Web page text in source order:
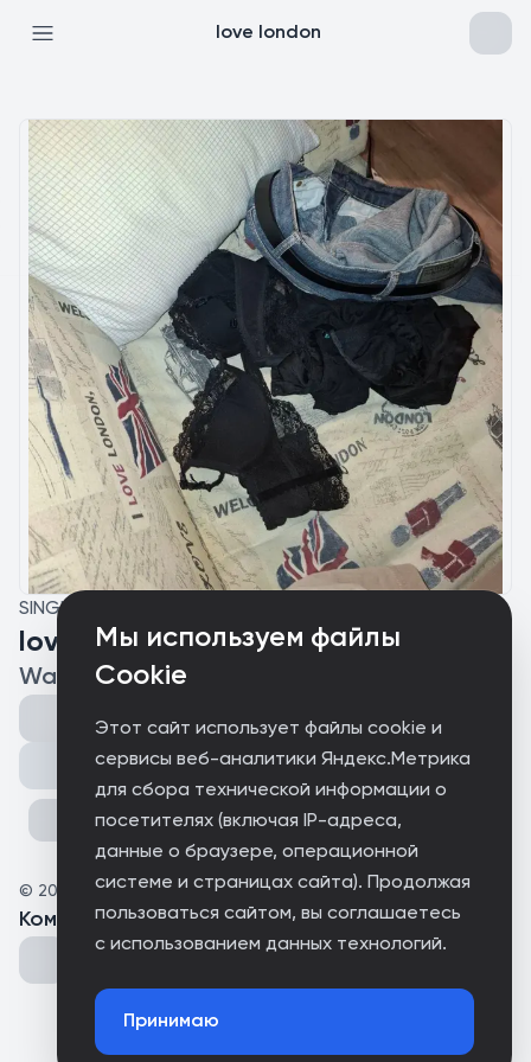
Мы используем файлы
Cookie
Этот сайт использует файлы cookie и
сервисы веб-аналитики Яндекс.Метрика
для сбора технической информации о
посетителях (включая IP-адреса,
данные о браузере, операционной
системе и страницах сайта). Продолжая
пользоваться сайтом, вы соглашаетесь
с использованием данных технологий.
Принимаю
love london
SINGLE
love london
Washee
Поделиться
© 2026 G3ROSTRAT
Комментарии(0 )